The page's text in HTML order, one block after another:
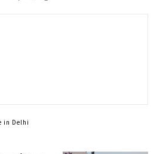
in Delhi